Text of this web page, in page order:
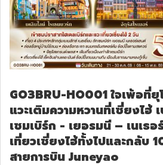
GO3BRU-HO001 ใจเพ้อที่ยุ
แวะเติมความหวานที่เซี่ยงไฮ้
เซมเบิร์ก - เยอรมนี – เนเธ
เที่ยวเซี่ยงไฮ้ทั้งไปและกลับ
สายการบิน Juneyao
ทัวร์มัลดีฟส์
ทัวร์เวียดนาม
ทัวร์จอร์เจีย
ทัวร์อินเดีย